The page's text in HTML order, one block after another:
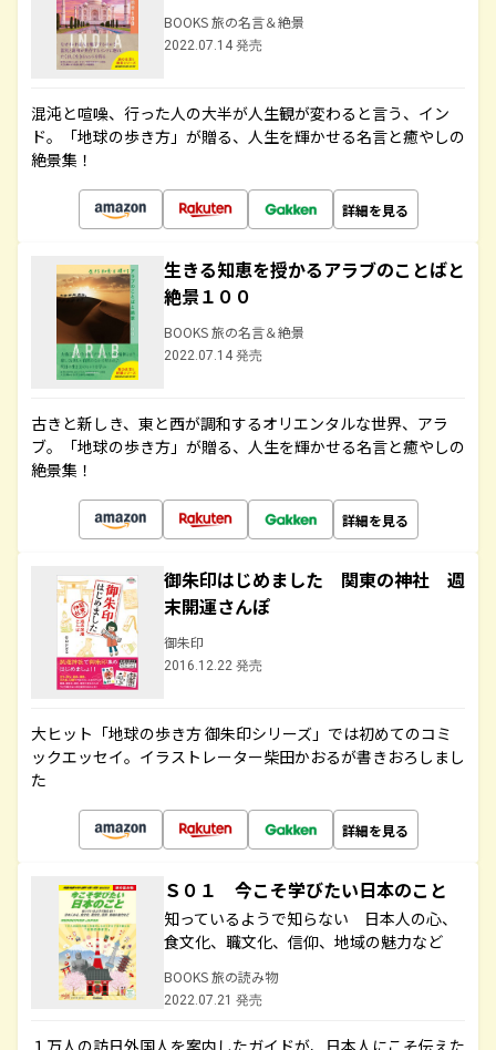
BOOKS 旅の名言＆絶景
2022.07.14 発売
混沌と喧噪、行った人の大半が人生観が変わると言う、イン
ド。「地球の歩き方」が贈る、人生を輝かせる名言と癒やしの
絶景集！
詳細を見る
生きる知恵を授かるアラブのことばと
絶景１００
BOOKS 旅の名言＆絶景
2022.07.14 発売
古きと新しき、東と西が調和するオリエンタルな世界、アラ
ブ。「地球の歩き方」が贈る、人生を輝かせる名言と癒やしの
絶景集！
詳細を見る
御朱印はじめました 関東の神社 週
末開運さんぽ
御朱印
2016.12.22 発売
大ヒット「地球の歩き方 御朱印シリーズ」では初めてのコミ
ックエッセイ。イラストレーター柴田かおるが書きおろしまし
た
詳細を見る
Ｓ０１ 今こそ学びたい日本のこと
知っているようで知らない 日本人の心、
食文化、職文化、信仰、地域の魅力など
BOOKS 旅の読み物
2022.07.21 発売
１万人の訪日外国人を案内したガイドが、日本人にこそ伝えた